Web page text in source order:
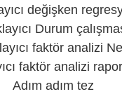
değişken
Durum
faktör analizi
faktör analizi
Adım adım tez